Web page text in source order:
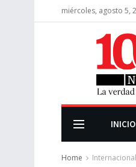
miércoles, agosto 5,
INICIO
Home